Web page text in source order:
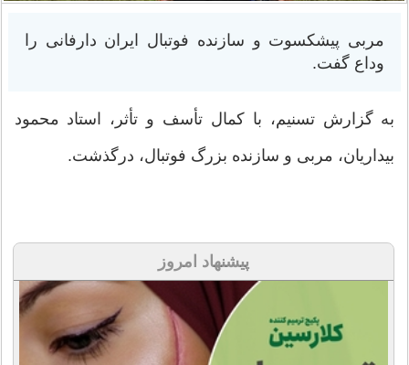
مربی پیشکسوت و سازنده فوتبال ایران دارفانی را
وداع گفت.
به گزارش تسنیم، با کمال تأسف و تأثر، استاد محمود
بیداریان، مربی و سازنده بزرگ فوتبال، درگذشت.
پیشنهاد امروز